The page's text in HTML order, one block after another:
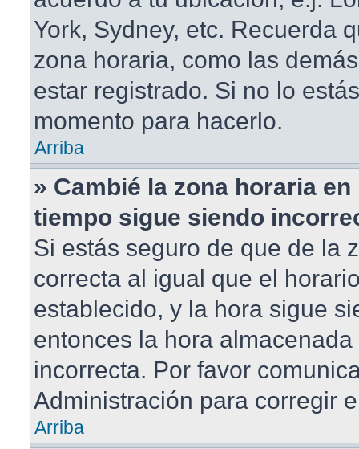
York, Sydney, etc. Recuerda
zona horaria, como las
estar registrado. Si no lo
momento para hacerlo.
Arriba
» Cambié la zona horaria
tiempo sigue siendo
Si estás seguro de que de la
correcta al igual que el
establecido, y la hora sigue
entonces la hora
incorrecta. Por favor
Administración para corregir
Arriba